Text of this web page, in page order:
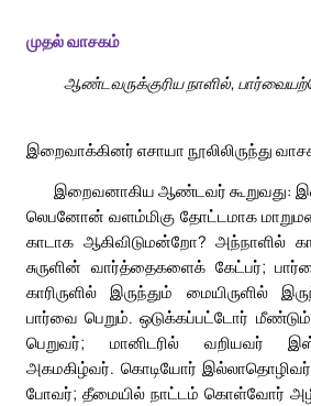
முதல் வாசகம்
ஆண்டவருக்குரிய நாளில்,
இறைவாக்கினர் எசாயா நூலிலிருந்து
இறைவனாகிய ஆண்டவர் கூறுவது:
லெபனோன் வளம்மிகு தோட்டமாக
காடாக ஆகிவிடுமன்றோ? அந்நாளில்
சுருளின் வார்த்தைகளைக் கேட்பர்;
காரிருளில் இருந்தும் மையிருளில்
பார்வை பெறும். ஒடுக்கப்பட்டோர்
பெறுவர்; மானிடரில் வறியவர்
அகமகிழ்வர். கொடியோர்
போவர்; தீமையில் நாட்டம் கொள்வோர்